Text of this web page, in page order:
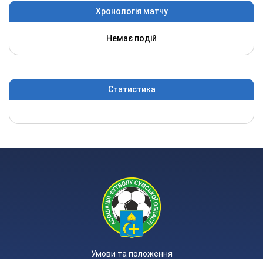
Хронологія матчу
Немає подій
Статистика
Умови та положення